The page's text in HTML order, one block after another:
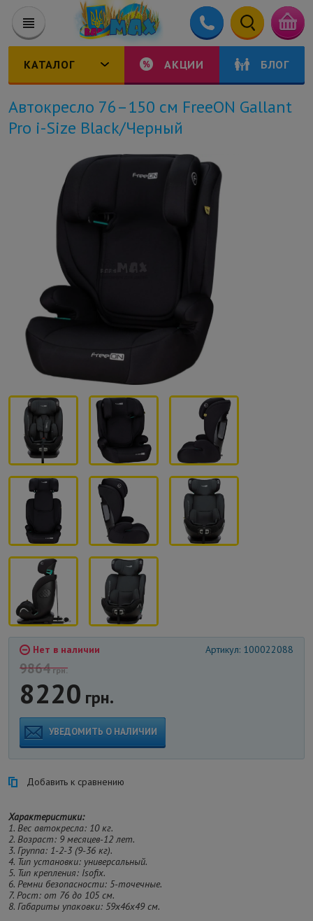
КАТАЛОГ АКЦИИ БЛОГ
Автокресло 76–150 см FreeON Gallant
Pro i-Size Black/Черный
Нет в наличии Артикул: 100022088
9864грн.
8220 грн.
УВЕДОМИТЬ О НАЛИЧИИ
Добавить к сравнению
Характеристики:
1. Вес автокресла: 10 кг.
2. Возраст: 9 месяцев-12 лет.
3. Группа: 1-2-3 (9-36 кг).
4. Тип установки: универсальный.
5. Тип крепления: Isofix.
6. Ремни безопасности: 5-точечные.
7. Рост: от 76 до 105 см.
8. Габариты упаковки: 59х46х49 см.